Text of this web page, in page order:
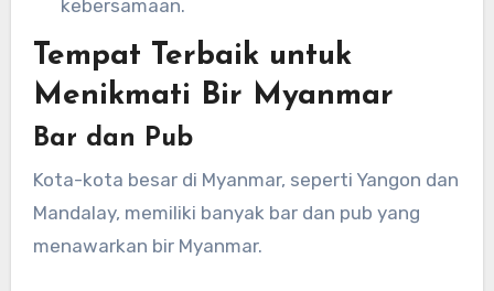
kebersamaan.
Tempat Terbaik untuk
Menikmati Bir Myanmar
Bar dan Pub
Kota-kota besar di Myanmar, seperti Yangon dan
Mandalay, memiliki banyak bar dan pub yang
menawarkan bir Myanmar.